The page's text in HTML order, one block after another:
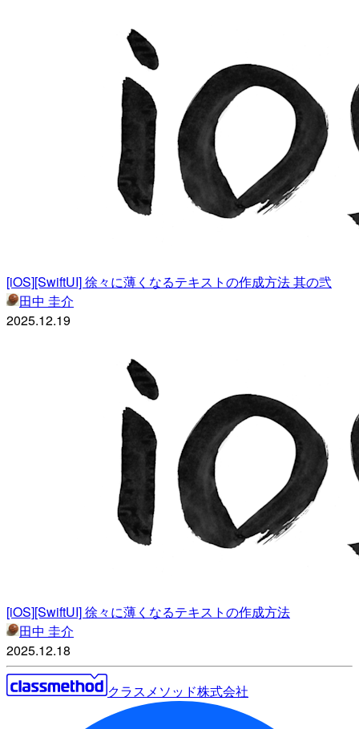
[iOS][SwiftUI] 徐々に薄くなるテキストの作成方法 其の弐
田中 圭介
2025.12.19
[iOS][SwiftUI] 徐々に薄くなるテキストの作成方法
田中 圭介
2025.12.18
クラスメソッド株式会社